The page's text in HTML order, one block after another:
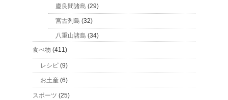
慶良間諸島 (29)
宮古列島 (32)
八重山諸島 (34)
食べ物 (411)
レシピ (9)
お土産 (6)
スポーツ (25)